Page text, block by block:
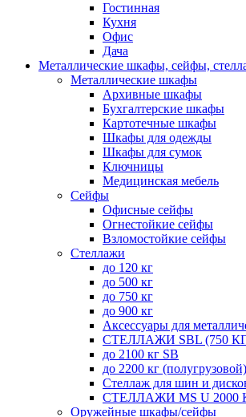
Гостинная
Кухня
Офис
Дача
Металлические шкафы, сейфы,
Металлические шкафы
Архивные шкафы
Бухгалтерские шкафы
Картотечные шкафы
Шкафы для одежды
Шкафы для сумок
Ключницы
Медицинская мебель
Сейфы
Офисные сейфы
Огнестойкие сейфы
Взломостойкие сейфы
Стеллажи
до 120 кг
до 500 кг
до 750 кг
до 900 кг
Аксессуары для
СТЕЛЛАЖИ SBL (750
до 2100 кг SB
до 2200 кг (полугрузовой)
Стеллаж для шин и
СТЕЛЛАЖИ MS U 2000
Оружейные шкафы/сейфы